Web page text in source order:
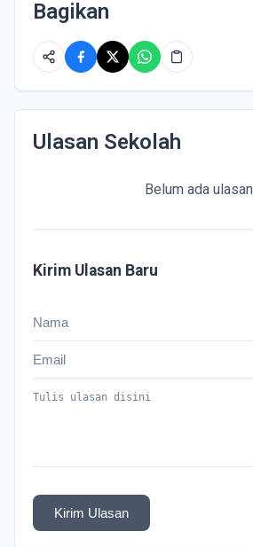
Bagikan
Ulasan Sekolah
Belum ada ulasan
Kirim Ulasan Baru
Kirim Ulasan